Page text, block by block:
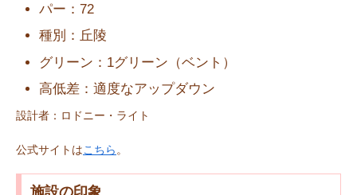
パー：72
種別：丘陵
グリーン：1グリーン（ベント）
高低差：適度なアップダウン
設計者：ロドニー・ライト
公式サイトはこちら 。
施設の印象